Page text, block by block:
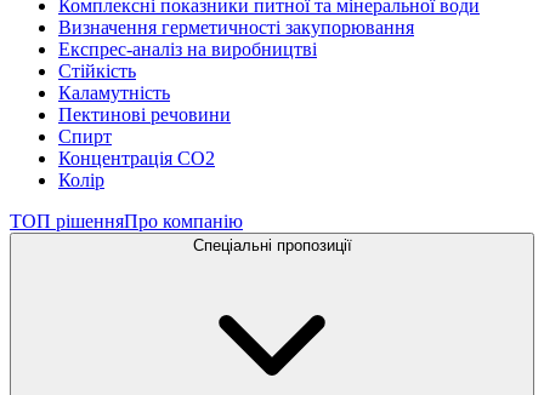
Комплексні показники питної та мінеральної води
Визначення герметичності закупорювання
Експрес-аналіз на виробництві
Стійкість
Каламутність
Пектинові речовини
Спирт
Концентрація СО2
Колір
ТОП рішенняПро компанію
Спеціальні пропозиції